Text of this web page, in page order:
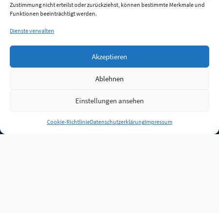
Zustimmung nicht erteilst oder zurückziehst, können bestimmte Merkmale und
Funktionen beeinträchtigt werden.
Dienste verwalten
Akzeptieren
Ablehnen
Einstellungen ansehen
Cookie-RichtlinieDatenschutzerklärungImpressum
Anmelden
Jobs Partner FAQ Quellen